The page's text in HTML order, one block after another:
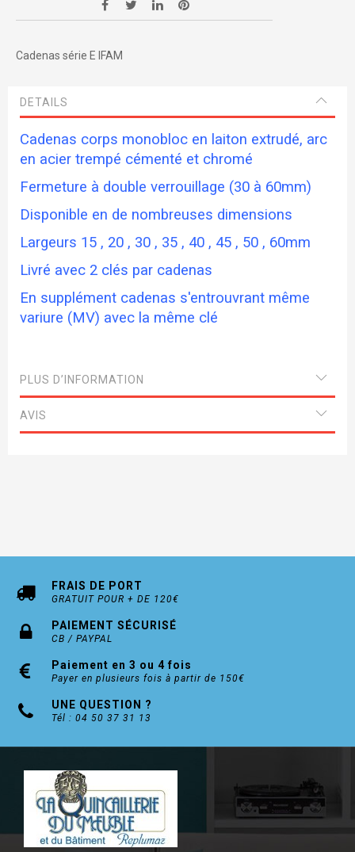
Cadenas série E IFAM
DETAILS
Cadenas corps monobloc en laiton extrudé, arc
en acier trempé cémenté et chromé
Fermeture à double verrouillage (30 à 60mm)
Disponible en de nombreuses dimensions
Largeurs 15 , 20 , 30 , 35 , 40 , 45 , 50 , 60mm
Livré avec 2 clés par cadenas
En supplément cadenas s'entrouvrant même
variure (MV) avec la même clé
PLUS D’INFORMATION
AVIS
FRAIS DE PORT
GRATUIT POUR + DE 120€
PAIEMENT SÉCURISÉ
CB / PAYPAL
Paiement en 3 ou 4 fois
Payer en plusieurs fois à partir de 150€
UNE QUESTION ?
Tél : 04 50 37 31 13